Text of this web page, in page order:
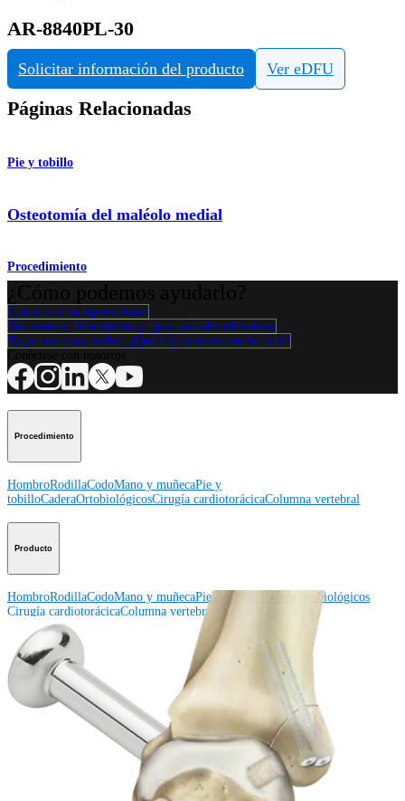
AR-8840PL-30
Solicitar información del producto Ver eDFU
Páginas Relacionadas
Pie y tobillo
Osteotomía del maléolo medial
Procedimiento
Contacte a un representante
Ver eventos, laboratorios y oportunidades educativas
Regístrese para recibir: ¿Qué hay de nuevo en Arthrex?
Procedimiento
HombroRodillaCodoMano y muñecaPie y
tobilloCaderaOrtobiológicosCirugía cardiotorácicaColumna vertebral
Producto
HombroRodillaCodoMano y muñecaPie y tobillo Cadera
Ortobiológicos
Cirugía cardiotorácicaColumna vertebral Imagen y resección
Educación médica
Educación médicaDescripción de cursosCalendario de cursosArthroLab™ -
Nuestro departamento de educación médicaOrthoPedia